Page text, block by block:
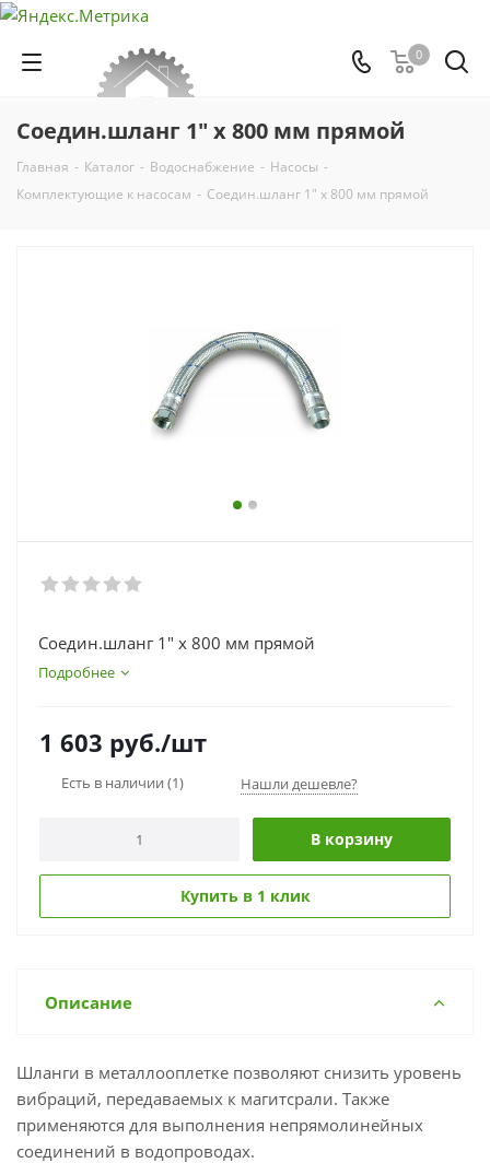
0
Соедин.шланг 1" х 800 мм прямой
Главная - Каталог - Водоснабжение - Насосы -
Комплектующие к насосам - Соедин.шланг 1" х 800 мм прямой
Соедин.шланг 1" х 800 мм прямой
Подробнее
1 603 руб./шт
Есть в наличии (1) Нашли дешевле?
В корзину
Купить в 1 клик
Описание
Шланги в металлооплетке позволяют снизить уровень
вибраций, передаваемых к магитсрали. Также
применяются для выполнения непрямолинейных
соединений в водопроводах.